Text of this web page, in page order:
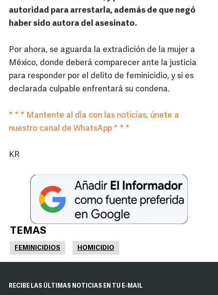
autoridad para arrestarla, además de que negó
haber sido autora del asesinato.
Por ahora, se aguarda la extradición de la mujer a
México, donde deberá comparecer ante la justicia
para responder por el delito de feminicidio, y si es
declarada culpable enfrentará su condena.
* * * Mantente al día con las noticias, únete a
nuestro canal de WhatsApp * * *
KR
TEMAS
FEMINICIDIOS HOMICIDIO
RECIBE LAS ÚLTIMAS NOTICIAS EN TU E-MAIL